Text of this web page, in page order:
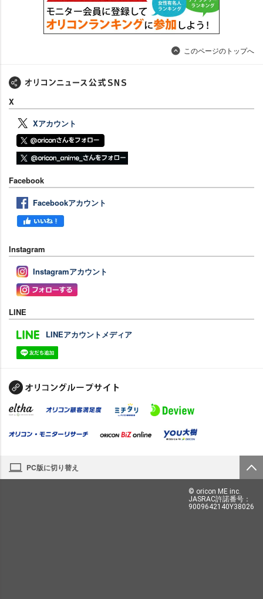
このページのトップへ
X
Xアカウント
Facebook
Facebookアカウント
Instagram
Instagramアカウント
LINE
LINEアカウントメディア
PC版に切り替え
© oricon ME inc.
JASRAC許諾番号：
9009642140Y38026